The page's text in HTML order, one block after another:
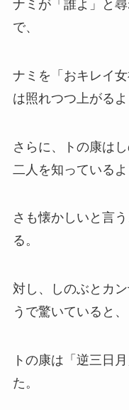
ナミが「誰よ」と
で、
ナミを「おキレイ
は照れつつ上がるよ
さらに、トの康は
二人を知っているよ
さも懐かしいと言
る。
対し、しのぶとカ
うで驚いていると、
トの康は「逆三日
た。